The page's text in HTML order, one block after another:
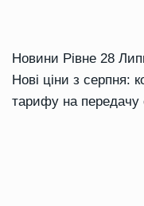
Новини Рівне 28
Нові ціни з серпня:
тарифу на передачу